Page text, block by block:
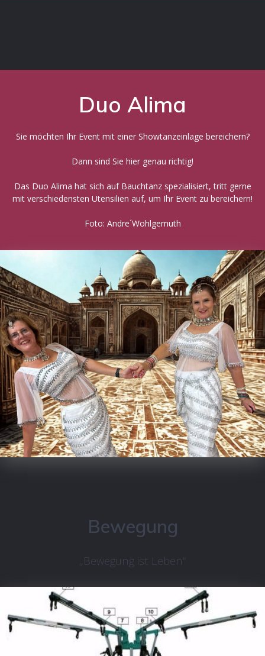
Duo Alima
Sie möchten Ihr Event mit einer Showtanzeinlage bereichern?
Dann sind Sie hier genau richtig!
Das Duo Alima hat sich auf Bauchtanz spezialisiert, tritt gerne
mit verschiedensten Utensilien auf, um Ihr Event zu bereichern!
Foto: Andre´Wohlgemuth
Bewegung
„Bewegung ist Leben“